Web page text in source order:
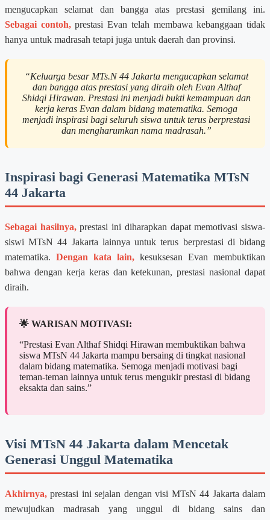
mengucapkan selamat dan bangga atas prestasi gemilang ini.
Sebagai contoh,prestasi Evan telah membawa kebanggaan tidak
hanya untuk madrasah tetapi juga untuk daerah dan provinsi.
“Keluarga besar MTs.N 44 Jakarta mengucapkan selamat
dan bangga atas prestasi yang diraih oleh Evan Althaf
Shidqi Hirawan. Prestasi ini menjadi bukti kemampuan dan
kerja keras Evan dalam bidang matematika. Semoga
menjadi inspirasi bagi seluruh siswa untuk terus berprestasi
dan mengharumkan nama madrasah.”
Inspirasi bagi Generasi Matematika MTsN
44 Jakarta
Sebagai hasilnya,prestasi ini diharapkan dapat memotivasi siswa-
siswi MTsN 44 Jakarta lainnya untuk terus berprestasi di bidang
matematika. Dengan kata lain, kesuksesan Evan membuktikan
bahwa dengan kerja keras dan ketekunan, prestasi nasional dapat
diraih.
🌟 WARISAN MOTIVASI:
“Prestasi Evan Althaf Shidqi Hirawan membuktikan bahwa
siswa MTsN 44 Jakarta mampu bersaing di tingkat nasional
dalam bidang matematika. Semoga menjadi motivasi bagi
teman-teman lainnya untuk terus mengukir prestasi di bidang
eksakta dan sains.”
Visi MTsN 44 Jakarta dalam Mencetak
Generasi Unggul Matematika
Akhirnya, prestasi ini sejalan dengan visi MTsN 44 Jakarta dalam
mewujudkan madrasah yang unggul di bidang sains dan